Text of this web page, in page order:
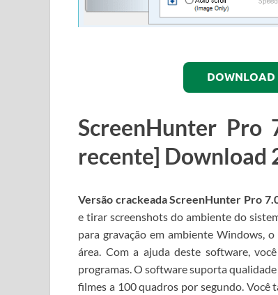
DOWNLOAD
ScreenHunter Pro
recente] Download
Versão crackeada ScreenHunter Pro
e tirar screenshots do ambiente do
para gravação em ambiente Windows,
área. Com a ajuda deste software,
programas.O software suporta qualidade
filmes a 100 quadros por segundo. Você